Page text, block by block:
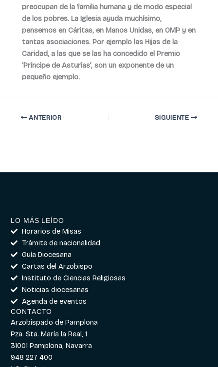
preocupan de la familia humana y de modo especial
de los pobres. La Iglesia ayuda muchísimo,
pensemos en Cáritas, en Manos Unidas, en OMP y en
tantas asociaciones. Por ejemplo las Hijas de la
Caridad, a las que se las ha concedido el Premio
‘Príncipe de Asturias’, son un exponente de un
pequeño ejemplo.
ANTERIOR SIGUIENTE
LO MÁS LEÍDO
Horarios de Misas
Trámite de nacionalidad
Guía Diocesana
Cartas del Arzobispo
Instituto de Ciencias Religiosas
Noticias diocesanas
Agenda de eventos
CONTACTO
Arzobispado de Pamplona
Pza. Sta. María la Real, 1
31001 Pamplona, Navarra
948 227 400